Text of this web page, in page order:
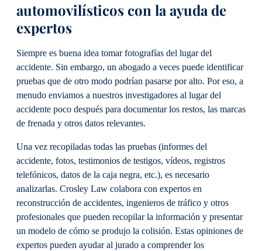
automovilísticos con la ayuda de
expertos
Siempre es buena idea tomar fotografías del lugar del
accidente. Sin embargo, un abogado a veces puede identificar
pruebas que de otro modo podrían pasarse por alto. Por eso, a
menudo enviamos a nuestros investigadores al lugar del
accidente poco después para documentar los restos, las marcas
de frenada y otros datos relevantes.
Una vez recopiladas todas las pruebas (informes del
accidente, fotos, testimonios de testigos, vídeos, registros
telefónicos, datos de la caja negra, etc.), es necesario
analizarlas. Crosley Law colabora con expertos en
reconstrucción de accidentes, ingenieros de tráfico y otros
profesionales que pueden recopilar la información y presentar
un modelo de cómo se produjo la colisión. Estas opiniones de
expertos pueden ayudar al jurado a comprender los